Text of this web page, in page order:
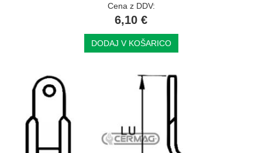
Cena z DDV:
6,10 €
DODAJ V KOŠARICO